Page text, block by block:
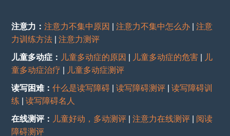
注意力：注意力不集中原因 |注意力不集中怎么办 |注意
力训练方法 |注意力测评
儿童多动症： 儿童多动症的原因 儿童多动症的危害
儿
童多动症治疗
儿童多动症测评
读写困难：什么是读写障碍 |读写障碍测评 |读写障碍训
练 |读写障碍名人
在线测评： 儿童好动，多动测评 |注意力在线测评
阅读
障碍测评